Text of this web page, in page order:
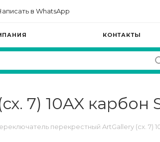
в WhatsApp
КОНТАКТЫ
7) 10AX карбон
перекрестный ArtGallery (сх. 7)